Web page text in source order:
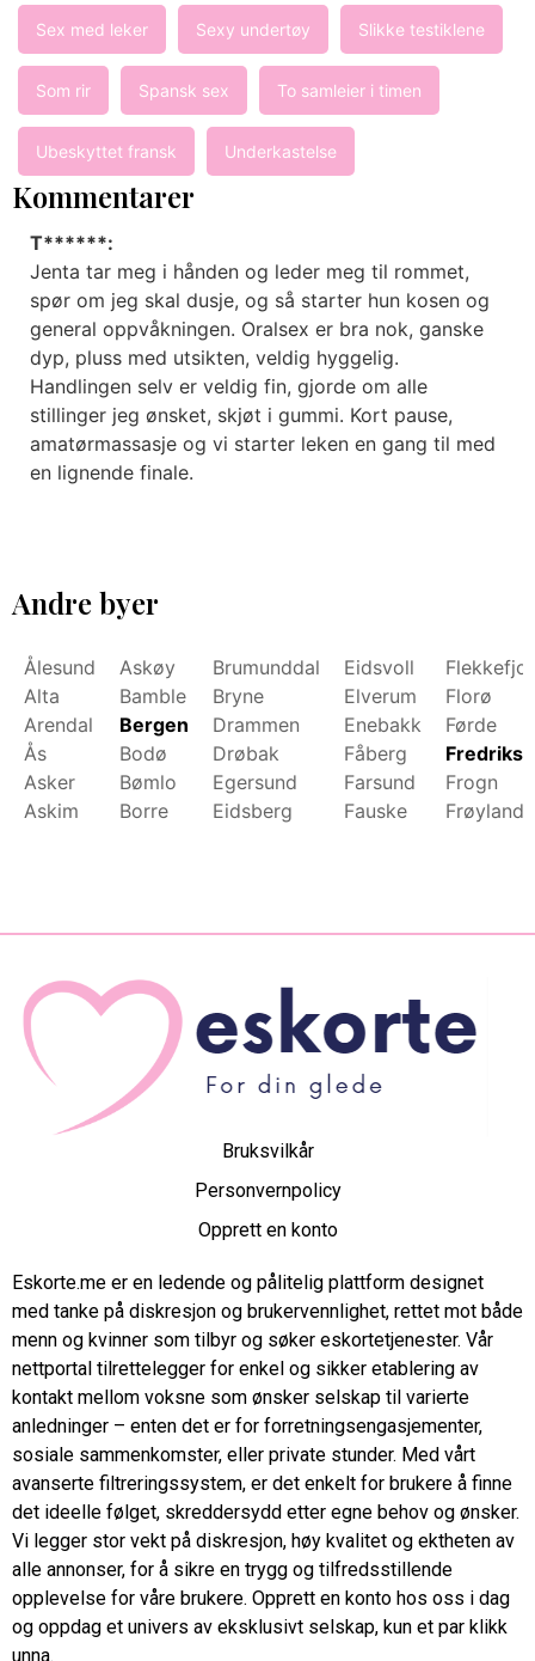
Sex med leker Sexy undertøy Slikke testiklene
Som rir Spansk sex To samleier i timen
Ubeskyttet fransk Underkastelse
Kommentarer
T******:
Jenta tar meg i hånden og leder meg til rommet,
spør om jeg skal dusje, og så starter hun kosen og
general oppvåkningen. Oralsex er bra nok, ganske
dyp, pluss med utsikten, veldig hyggelig.
Handlingen selv er veldig fin, gjorde om alle
stillinger jeg ønsket, skjøt i gummi. Kort pause,
amatørmassasje og vi starter leken en gang til med
en lignende finale.
Andre byer
Ålesund
Alta
Arendal
Ås
Asker
Askim
Askøy
Bamble
Bergen
Bodø
Bømlo
Borre
Brumunddal
Bryne
Drammen
Drøbak
Egersund
Eidsberg
Eidsvoll
Elverum
Enebakk
Fåberg
Farsund
Fauske
Florø
Førde
Frogn
Frøyland
Bruksvilkår
Personvernpolicy
Opprett en konto
Eskorte.me er en ledende og pålitelig plattform designet
med tanke på diskresjon og brukervennlighet, rettet mot både
menn og kvinner som tilbyr og søker eskortetjenester. Vår
nettportal tilrettelegger for enkel og sikker etablering av
kontakt mellom voksne som ønsker selskap til varierte
anledninger – enten det er for forretningsengasjementer,
sosiale sammenkomster, eller private stunder. Med vårt
avanserte filtreringssystem, er det enkelt for brukere å finne
det ideelle følget, skreddersydd etter egne behov og ønsker.
Vi legger stor vekt på diskresjon, høy kvalitet og ektheten av
alle annonser, for å sikre en trygg og tilfredsstillende
opplevelse for våre brukere. Opprett en konto hos oss i dag
og oppdag et univers av eksklusivt selskap, kun et par klikk
unna.